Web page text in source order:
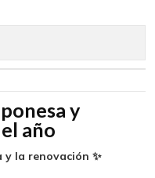
y
año
y la renovación ✨